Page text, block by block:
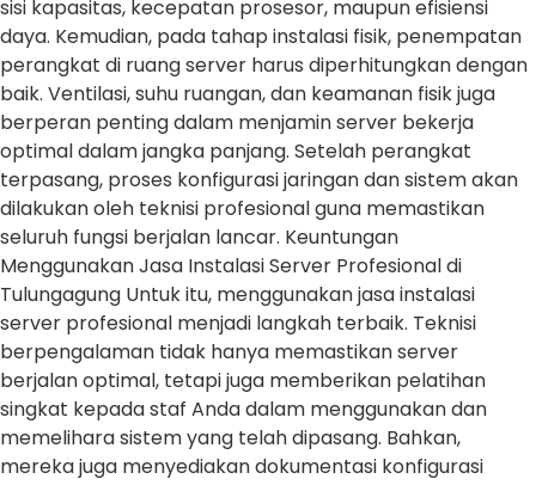
sisi kapasitas, kecepatan prosesor, maupun efisiensi
daya. Kemudian, pada tahap instalasi fisik, penempatan
perangkat di ruang server harus diperhitungkan dengan
baik. Ventilasi, suhu ruangan, dan keamanan fisik juga
berperan penting dalam menjamin server bekerja
optimal dalam jangka panjang. Setelah perangkat
terpasang, proses konfigurasi jaringan dan sistem akan
dilakukan oleh teknisi profesional guna memastikan
seluruh fungsi berjalan lancar. Keuntungan
Menggunakan Jasa Instalasi Server Profesional di
Tulungagung Untuk itu, menggunakan jasa instalasi
server profesional menjadi langkah terbaik. Teknisi
berpengalaman tidak hanya memastikan server
berjalan optimal, tetapi juga memberikan pelatihan
singkat kepada staf Anda dalam menggunakan dan
memelihara sistem yang telah dipasang. Bahkan,
mereka juga menyediakan dokumentasi konfigurasi